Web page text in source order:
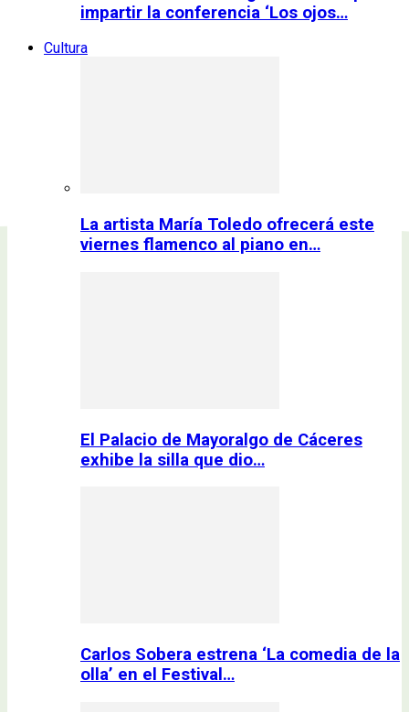
impartir la conferencia ‘Los ojos…
Cultura
La artista María Toledo ofrecerá este
viernes flamenco al piano en…
El Palacio de Mayoralgo de Cáceres
exhibe la silla que dio…
Carlos Sobera estrena ‘La comedia de la
olla’ en el Festival…